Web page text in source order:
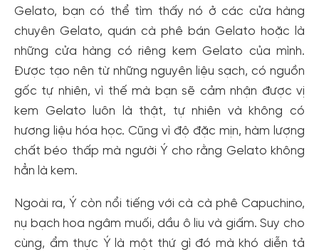
Gelato, bạn có thể tìm thấy nó ở các cửa hàng
chuyên Gelato, quán cà phê bán Gelato hoặc là
những cửa hàng có riêng kem Gelato của mình.
Được tạo nên từ những nguyên liệu sạch, có nguồn
gốc tự nhiên, vì thế mà bạn sẽ cảm nhận được vị
kem Gelato luôn là thật, tự nhiên và không có
hương liệu hóa học. Cũng vì độ đặc mịn, hàm lượng
chất béo thấp mà người Ý cho rằng Gelato không
hẳn là kem.
Ngoài ra, Ý còn nổi tiếng với cà cà phê Capuchino,
nụ bạch hoa ngâm muối, dầu ô liu và giấm. Suy cho
cùng, ẩm thực Ý là một thứ gì đó mà khó diễn tả